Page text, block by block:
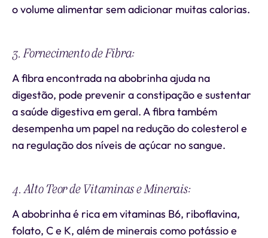
o volume alimentar sem adicionar muitas calorias.
3. Fornecimento de Fibra:
A fibra encontrada na abobrinha ajuda na
digestão, pode prevenir a constipação e sustentar
a saúde digestiva em geral. A fibra também
desempenha um papel na redução do colesterol e
na regulação dos níveis de açúcar no sangue.
4. Alto Teor de Vitaminas e Minerais:
A abobrinha é rica em vitaminas B6, riboflavina,
folato, C e K, além de minerais como potássio e